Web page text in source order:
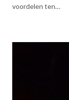
voordelen ten…